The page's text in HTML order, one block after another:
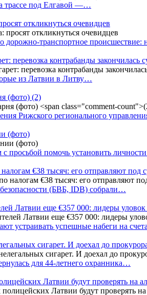
трассе под Елгавой —…
откликнуться очевидцев
дорожно-транспортное
перевозка контрабанды закончилась
из Латвии в Литву…
(фото) (2)
Рижского регионального
(фото)
просьбой помочь установить
€38 тысяч: его отправляют под
(БВБ, IDB) собрали…
Латвии еще €357 000: лидеры уловок
устраивать успешные набеги на
сигарет. И доехал до
для 44-летнего охранника…
Латвии будут проверять на